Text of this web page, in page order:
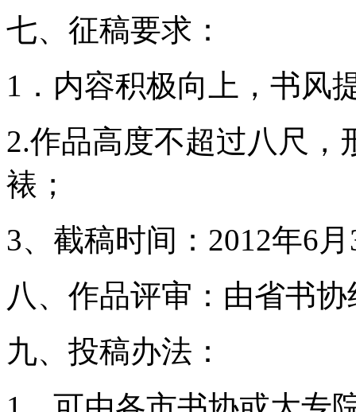
七、征稿要求：
1．内容积极向上，书风
2.作品高度不超过八尺，
裱；
3、截稿时间：2012年6
八、作品评审：由省书
九、投稿办法：